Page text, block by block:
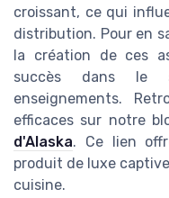
croissant, ce qui
distribution. Pour en
la création de ces
succès dans le
enseignements.
efficaces sur notre
d'Alaska. Ce lien
produit de luxe
cuisine.